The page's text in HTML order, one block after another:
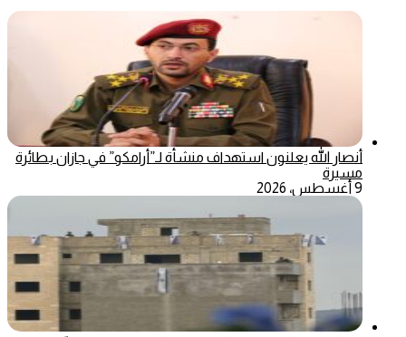
أنصار الله يعلنون استهداف منشأة لـ”أرامكو” في جازان بطائرة
مسيرة
9 أغسطس، 2026